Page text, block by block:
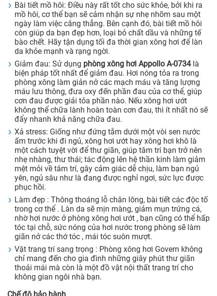
Bài tiết mồ hôi: Điều này rất tốt cho sức khỏe, bởi khi ra
mồ hôi, cơ thể bạn sẽ cảm nhận sự nhẹ nhõm sau một
ngày làm việc căng thẳng. Bên cạnh đó, bài tiết mồ hôi
còn giúp da bạn đẹp hơn, loại bỏ chất dầu và những tế
bào chết. Hãy tận dụng tối đa thời gian xông hơi để làn
da khỏe mạnh và rạng ngời.
Giảm đau: Sử dụng phòng xông hơi Appollo A-0734là
biện pháp tốt nhất để giảm đau. Hơi nóng tỏa ra trong
phòng xông làm giản nở các mạch máu và tăng lượng
máu lưu thông, đưa oxy đến phần đau của cơ thể, giúp
cơn đau được giải tỏa phần nào. Nếu xông hơi ướt
không thể chữa lành hoàn toàn cơn đau, thì ít nhất nó sẽ
đẩy nhanh khả năng chữa đau.
Xả stress: Giống như đứng tắm dưới một vòi sen nước
ấm trước khi đi ngủ, xông hơi ướt hay xông hơi khô là
một cách tuyệt vời để thư giãn, giúp tâm trí bạn trở nên
nhẹ nhàng, thư thái; tác động lên hệ thần kinh làm giảm
mệt mỏi về tâm trí, gây cảm giác dễ chịu, làm bạn ngủ
yên, ngủ sâu như là đang được nghỉ ngơi, sức lực được
phục hồi.
Làm đẹp : Thông thoáng lỗ chân lông, bài tiết các độc tố
trong cơ thể . Làn da sẽ mịn màng, giảm mụn trứng cá,
nhờ hơi nước ở phòng xông hơi ướt , bạn cũng có thể hấp
tóc tại chỗ, sức nóng của hơi nước trong phòng sẽ làm
giãn nở các thớ tóc , mái tóc suôn mượt.
Vật trang trí sang trọng : Phòng xông hơi Govern không
chỉ mang đến cho gia đình những giây phút thư giãn
thoải mái mà còn là một đồ vật nội thất trang trí cho
không gian ngôi nhà bạn.